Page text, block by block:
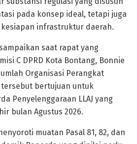
pada konsep ideal, tetapi juga
infrastruktur daerah.
saat rapat yang
C DPRD Kota Bontang, Bonnie
Organisasi Perangkat
tersebut bertujuan untuk
Penyelenggaraan LLAJ yang
bulan Agustus 2026.
muatan Pasal 81, 82, dan